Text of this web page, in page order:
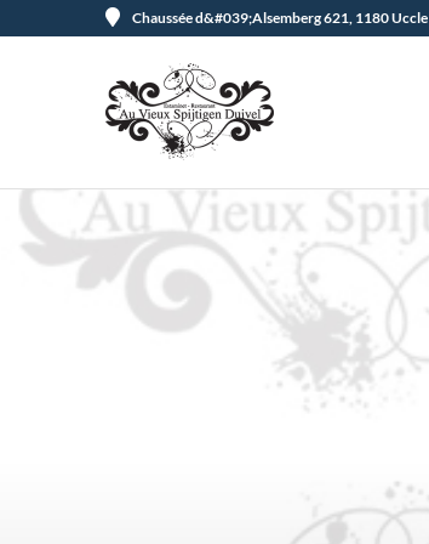
Chaussée d&#039;Alsemberg 621, 1180 Uccle